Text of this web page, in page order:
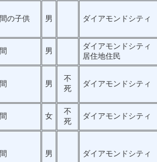
の子供 男 ダイアモンドシティ
男
ダイアモンドシティ
居住地住民
男
不
死
ダイアモンドシティ
女
不
死
ダイアモンドシティ
男 ダイアモンドシティ